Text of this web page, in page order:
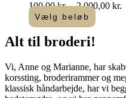
100,00kr. – 2.000,00 kr.
Vælg beløb
Dette
vare
har
varianter.
Mulighederne
kan
Alt til broderi!​
Vi, Anne og Marianne, har
korssting, broderirammer og
klassisk håndarbejde, har vi